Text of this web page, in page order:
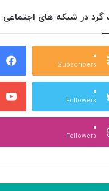
در شبکه های اجتماعی
۰
Subscribers
۰
Followers
۰
Followers